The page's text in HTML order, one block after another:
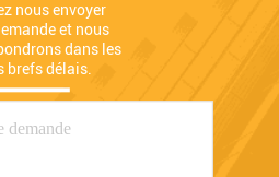
nous envoyer
et nous
dans les
brefs délais.